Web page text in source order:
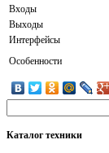
Входы
Выходы
Интерфейсы
Особенности
Каталогтехники